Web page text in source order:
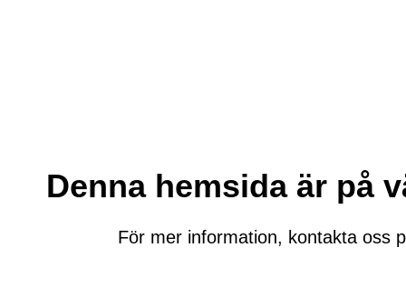
Denna hemsida är på
För mer information, kontakta oss